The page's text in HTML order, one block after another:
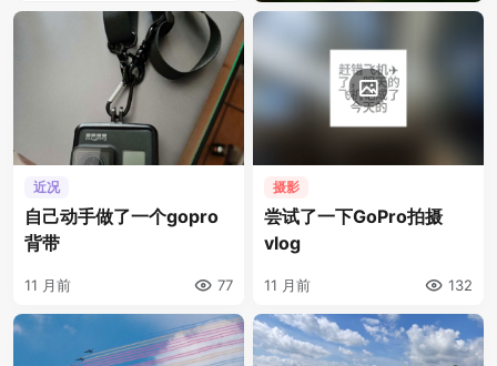
机上有医生过来指导，让把
衣服扒开透气，同 ...
近况
自己动手做了一个gopro
背带
11 月前 77
摄影
尝试了一下GoPro拍摄
vlog
11 月前 132